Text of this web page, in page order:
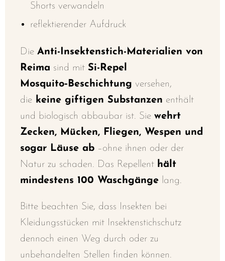
Shorts verwandeln
reflektierender Aufdruck
Die Anti-Insektenstich-Materialien von
Reima sind mit Si-Repel
Mosquito‑Beschichtung versehen,
die keine giftigen Substanzen enthält
und biologisch abbaubar ist. Sie wehrt
Zecken, Mücken, Fliegen, Wespen und
sogar Läuse ab –ohne ihnen oder der
Natur zu schaden. Das Repellent hält
mindestens 100 Waschgänge lang.
Bitte beachten Sie, dass Insekten bei
Kleidungsstücken mit Insektenstichschutz
dennoch einen Weg durch oder zu
unbehandelten Stellen finden können.